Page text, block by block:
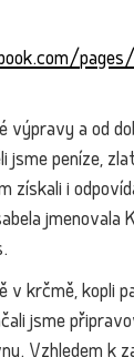
výpravy a od
jsme peníze,
získali i
jmenovala
v krčmě, kopli
jsme